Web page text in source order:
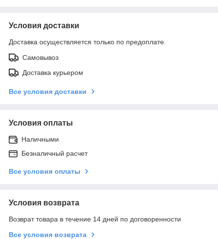
Условия доставки
Доставка осуществляется только по предоплате.
Самовывоз
Доставка курьером
Все условия доставки
Условия оплаты
Наличными
Безналичный расчет
Все условия оплаты
Условия возврата
Возврат товара в течение 14 дней по договоренности
Все условия возврата